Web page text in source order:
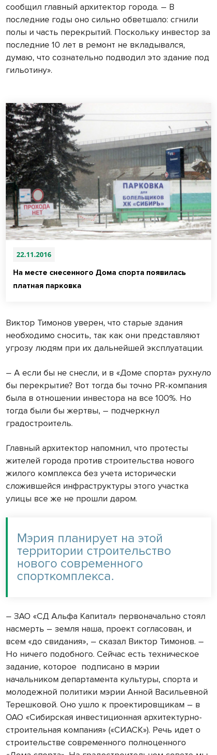
сообщил главный архитектор города. – В
последние годы оно сильно обветшало: сгнили
полы и часть перекрытий. Поскольку инвестор за
последние 10 лет в ремонт не вкладывался,
думаю, что сознательно подводил это здание под
гильотину».
22.11.2016
На месте снесенного Дома спорта появилась
платная парковка
Виктор Тимонов уверен, что старые здания
необходимо сносить, так как они представляют
угрозу людям при их дальнейшей эксплуатации.
– А если бы не снесли, и в «Доме спорта» рухнуло
бы перекрытие? Вот тогда бы точно PR-компания
была в отношении инвестора на все 100%. Но
тогда были бы жертвы, – подчеркнул
градостроитель.
Главный архитектор напомнил, что протесты
жителей города против строительства нового
жилого комплекса без учета исторически
сложившейся инфраструктуры этого участка
улицы все же не прошли даром.
Мэрия планирует на этой
территории строительство
нового современного
спорткомплекса.
– ЗАО «СД Альфа Капитал» первоначально стоял
насмерть – земля наша, проект согласован, и
всем «до свидания», – сказал Виктор Тимонов. –
Но ничего подобного. Сейчас есть техническое
задание, которое подписано в мэрии
начальником департамента культуры, спорта и
молодежной политики мэрии Анной Васильевной
Терешковой. Оно ушло к проектировщикам – в
ОАО «Сибирская инвестиционная архитектурно-
строительная компания» («СИАСК»). Речь идет о
строительстве современного полноценного